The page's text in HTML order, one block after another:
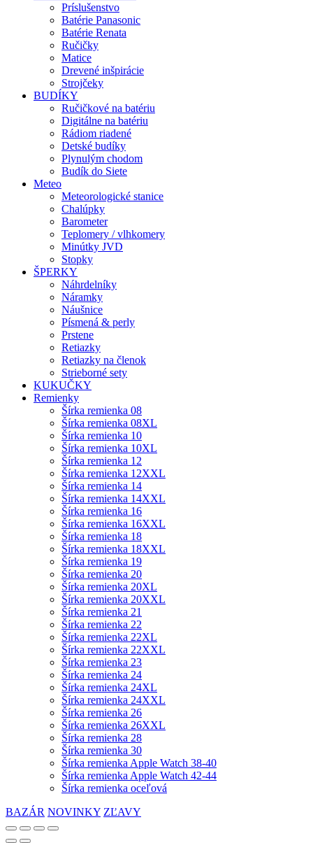
Príslušenstvo
Batérie Panasonic
Batérie Renata
Ručičky
Matice
Drevené inšpirácie
Strojčeky
BUDÍKY
Ručičkové na batériu
Digitálne na batériu
Rádiom riadené
Detské budíky
Plynulým chodom
Budík do Siete
Meteo
Meteorologické stanice
Chalúpky
Barometer
Teplomery / vlhkomery
Minútky JVD
Stopky
ŠPERKY
Náhrdelníky
Náramky
Náušnice
Písmená & perly
Prstene
Retiazky
Retiazky na členok
Strieborné sety
KUKUČKY
Remienky
Šírka remienka 08
Šírka remienka 08XL
Šírka remienka 10
Šírka remienka 10XL
Šírka remienka 12
Šírka remienka 12XXL
Šírka remienka 14
Šírka remienka 14XXL
Šírka remienka 16
Šírka remienka 16XXL
Šírka remienka 18
Šírka remienka 18XXL
Šírka remienka 19
Šírka remienka 20
Šírka remienka 20XL
Šírka remienka 20XXL
Šírka remienka 21
Šírka remienka 22
Šírka remienka 22XL
Šírka remienka 22XXL
Šírka remienka 23
Šírka remienka 24
Šírka remienka 24XL
Šírka remienka 24XXL
Šírka remienka 26
Šírka remienka 26XXL
Šírka remienka 28
Šírka remienka 30
Šírka remienka Apple Watch 38-40
Šírka remienka Apple Watch 42-44
Šírka remienka oceľová
BAZÁR NOVINKY ZĽAVY